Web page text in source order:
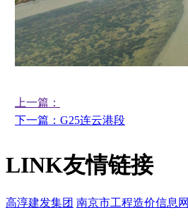
上一篇：
下一篇：G25连云港段
LINK友情链接
高淳建发集团 南京市工程造价信息网